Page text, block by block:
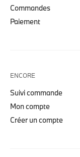
Commandes
Paiement
ENCORE
Suivi commande
Mon compte
Créer un compte